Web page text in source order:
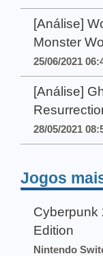
[Análise]
Monster
25/06/2021
[Análise]
28/05/2021
Jogos
Cyberpunk
Edition
Nintendo